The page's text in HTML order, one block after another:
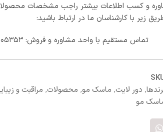
و کسب اطلاعات بیشتر راجب مشخصات
زیر با کارشناسان ما در ارتباط باشید:
تماس مستقیم با واحد مشاوره و فروش: ۰۲۱۹۱۰۰۵۳۵۳- ۰۹۱۲۲۸۹۸۴۵۴
, دور لایت, ماسک مو, محصولات, مراقبت و
مو